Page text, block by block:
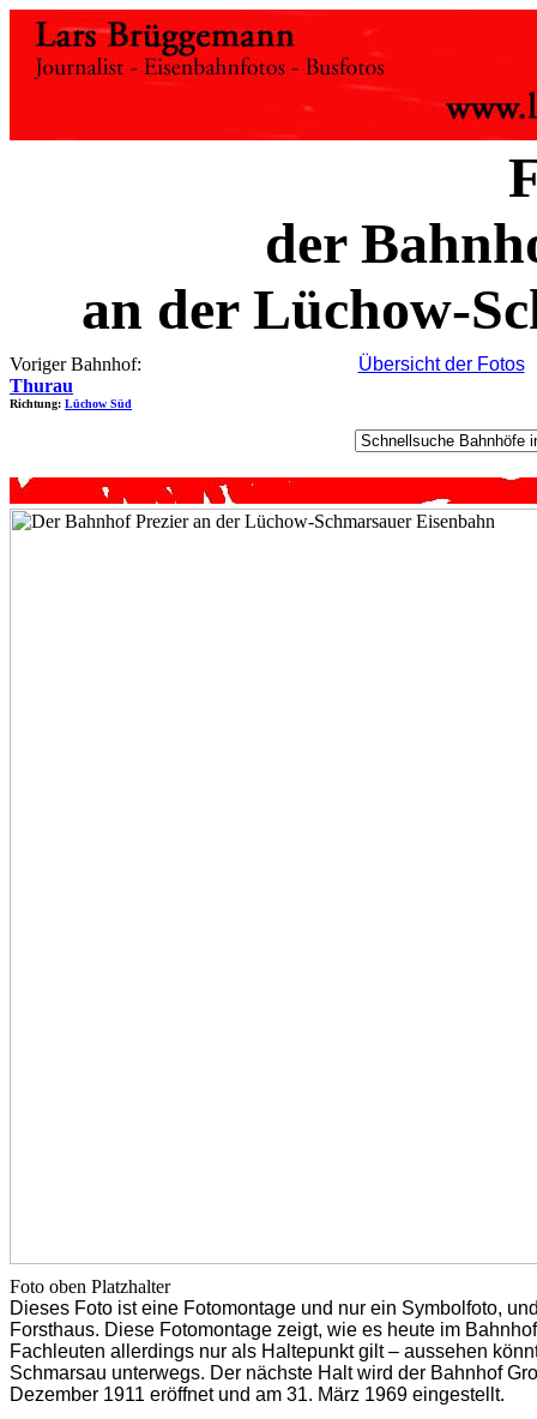
der
an der Lüchow-
Voriger Bahnhof:
Thurau
Richtung: Lüchow Süd
Übersicht der Fotos
Foto oben Platzhalter
Dieses Foto ist eine Fotomontage und nur ein Symbolfoto,
Forsthaus. Diese Fotomontage zeigt, wie es heute im
Fachleuten allerdings nur als Haltepunkt gilt – aussehen
Schmarsau unterwegs. Der nächste Halt wird der Bahnhof
Dezember 1911 eröffnet und am 31. März 1969 eingestellt.